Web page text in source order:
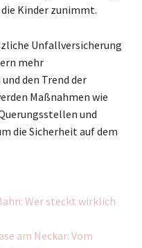
Kinder zunimmt.
Unfallversicherung
mehr
den Trend der
Maßnahmen wie
und
die Sicherheit auf dem
Wer steckt wirklich
am Neckar: Vom